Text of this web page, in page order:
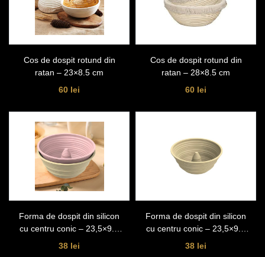
Cos de dospit rotund din
ratan – 23×8.5 cm
60 lei
Cos de dospit rotund din
ratan – 28×8.5 cm
60 lei
Forma de dospit din silicon
cu centru conic – 23,5×9.3
cm Roz
38 lei
Forma de dospit din silicon
cu centru conic – 23,5×9.3
cm
38 lei